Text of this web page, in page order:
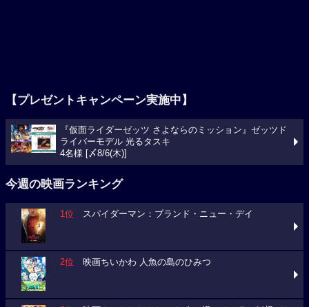
【プレゼントキャンペーン実施中】
『仮面ライダーゼッツ さよならのミッション』ゼッツド
ライバーモデル 光るタスキ
4名様 [〆8/6(木)]
今週の映画ランキング
1位 スパイダーマン：ブランド・ニュー・デイ
2位 映画ちいかわ 人魚の島のひみつ